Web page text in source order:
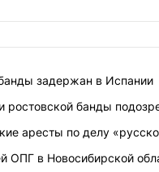
задержан в Испании
банды
аресты по делу
ОПГ в Новосибирской